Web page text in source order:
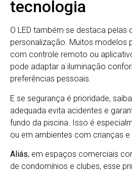
tecnologia
O LED também se destaca pelas
personalização. Muitos modelos
com controle remoto ou
pode adaptar a iluminação
preferências pessoais.
E se segurança é prioridade,
adequada evita acidentes e
fundo da piscina. Isso é
ou em ambientes com crianças e
Aliás, em espaços comerciais
de condomínios e clubes, esse